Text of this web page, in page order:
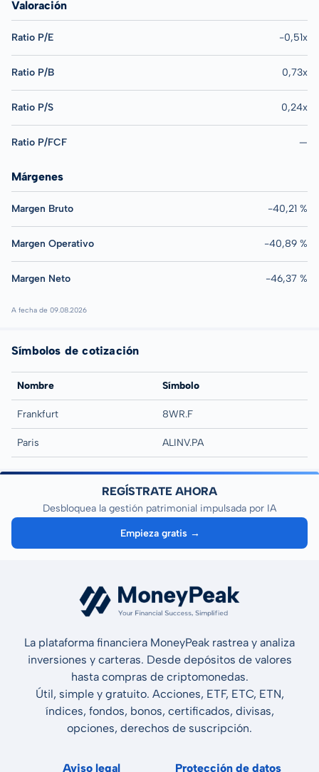
Valoración
Ratio P/E -0,51x
Ratio P/B 0,73x
Ratio P/S 0,24x
Ratio P/FCF —
Márgenes
Margen Bruto -40,21 %
Margen Operativo -40,89 %
Margen Neto -46,37 %
A fecha de 09.08.2026
Símbolos de cotización
Nombre Símbolo
Frankfurt 8WR.F
Paris ALINV.PA
REGÍSTRATE AHORA
Desbloquea la gestión patrimonial impulsada por IA
Empieza gratis →
La plataforma financiera MoneyPeak rastrea y analiza
inversiones y carteras. Desde depósitos de valores
hasta compras de criptomonedas.
Útil, simple y gratuito. Acciones, ETF, ETC, ETN,
índices, fondos, bonos, certificados, divisas,
opciones, derechos de suscripción.
Aviso legal Protección de datos